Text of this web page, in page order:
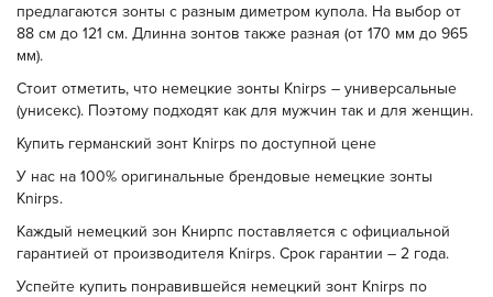
предлагаются зонты с разным диметром купола. На выбор от
88 см до 121 см. Длинна зонтов также разная (от 170 мм до 965
мм).
Стоит отметить, что немецкие зонты Knirps – универсальные
(унисекс). Поэтому подходят как для мужчин так и для женщин.
Купить германский зонт Knirps по доступной цене
У нас на 100% оригинальные брендовые немецкие зонты
Knirps.
Каждый немецкий зон Книрпс поставляется с официальной
гарантией от производителя Knirps. Срок гарантии – 2 года.
Успейте купить понравившейся немецкий зонт Knirps по